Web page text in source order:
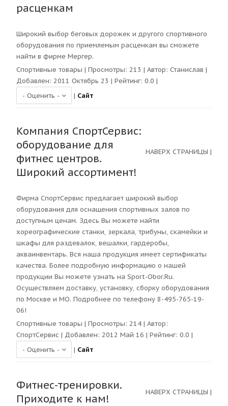
расценкам
Широкий выбор беговых дорожек и другого спортивного
оборудования по приемлемым расценкам вы сможете
найти в фирме Мергер.
Спортивные товары | Просмотры: 213 | Автор: Станислав |
Добавлен: 2011 Октябрь 23 | Рейтинг: 0.0 |
| Сайт
Компания СпортСервис:
оборудование для
фитнес центров.
Широкий ассортимент!
НАВЕРХ СТРАНИЦЫ |
Фирма СпортСервис предлагает широкий выбор
оборудования для оснащения спортивных залов по
доступным ценам. Здесь Вы можете найти
хореографические станки, зеркала, трибуны, скамейки и
шкафы для раздевалок, вешалки, гардеробы,
акваинвентарь. Вся наша продукция имеет сертификаты
качества. Более подробную информацию о нашей
продукции Вы можете узнать на Sport-Obor.Ru.
Осуществляем доставку, установку, сборку оборудования
по Москве и МО. Подробнее по телефону 8-495-765-19-
06!
Спортивные товары | Просмотры: 214 | Автор:
СпортСервис | Добавлен: 2012 Май 16 | Рейтинг: 0.0 |
| Сайт
Фитнес-тренировки.
Приходите к нам!
НАВЕРХ СТРАНИЦЫ |